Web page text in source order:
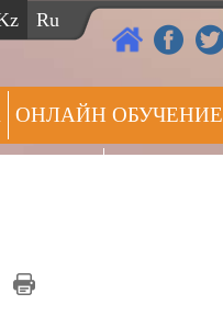
kz ru
ОНЛАЙН ОБУЧЕНИЕ